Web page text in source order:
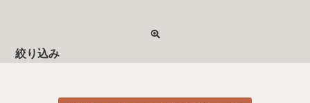
絞り込み